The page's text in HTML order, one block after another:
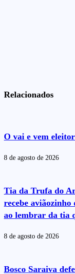
Relacionados
O vai e vem
8 de agosto de 2026
Tia da Trufa do
recebe aviãozinho
ao lembrar da tia
8 de agosto de 2026
Bosco Saraiva